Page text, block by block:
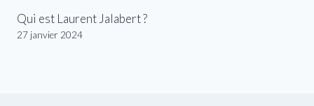
Qui est Laurent Jalabert ?
27 janvier 2024